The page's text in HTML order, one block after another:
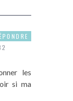
les
si ma